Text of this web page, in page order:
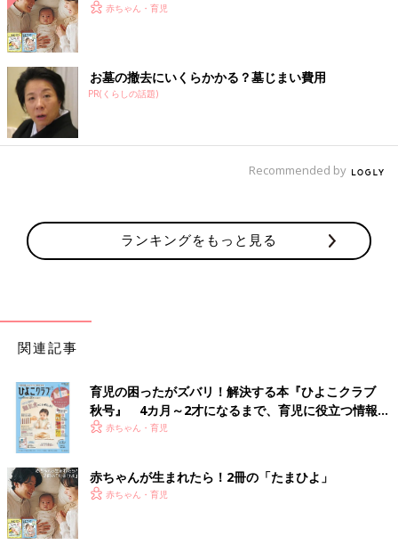
赤ちゃん・育児
お墓の撤去にいくらかかる？墓じまい費用
PR(くらしの話題)
Recommended by
ランキングをもっと見る
関連記事
育児の困ったがズバリ！解決する本『ひよこクラブ
秋号』 4カ月～2才になるまで、育児に役立つ情報が
いっぱい！
赤ちゃん・育児
赤ちゃんが生まれたら！2冊の「たまひよ」
赤ちゃん・育児